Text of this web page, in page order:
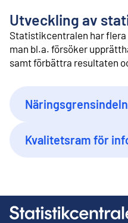
Utveckling av
Statistikcentralen har
man bl.a. försöker
samt förbättra resultaten
Kvalitetsram för